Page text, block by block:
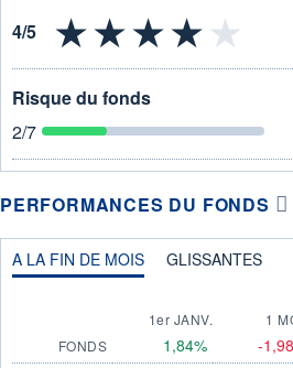
Risque du fonds
2/7
PERFORMANCES DU FONDS
A LA FIN DE MOIS GLISSANTES
1er JANV. 1
FONDS
1,84% -